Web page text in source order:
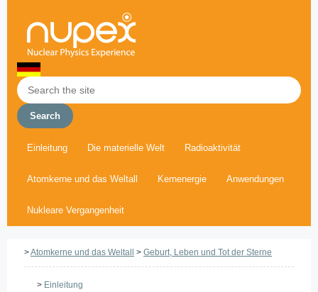
Einleitung Die materielle Welt Radioaktivität
Atomkerne und das Weltall Kernenergie Anwendungen
Nukleare Vergangenheit
>Atomkerne und das Weltall > Geburt, Leben und Tot der Sterne
> Einleitung